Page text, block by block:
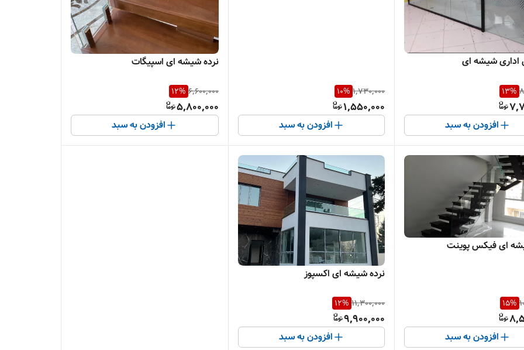
اداری شیشه ای
13%
افزودن به سبد
1,730,000
10%
1,550,000
افزودن به سبد
نرده شیشه ای اسپیگات
6,600,000
12%
5,800,000
افزودن به سبد
ای فیکس پوینت
15%
افزودن به سبد
نرده شیشه ای اکسپوز
11,300,000
12%
9,900,000
افزودن به سبد